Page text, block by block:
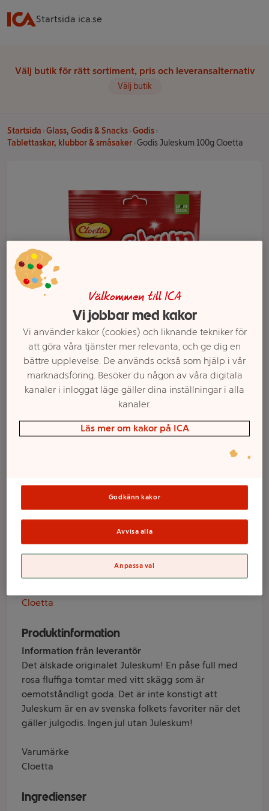
Startsida ica.se
Välj butik för rätt sortiment, pris och leveransalternativ
Välj butik
Startsida Glass, Godis & Snacks Godis
Tablettaskar, klubbor & småsaker Godis Juleskum 100g Cloetta
Godis Juleskum
100g Cloetta
Cloetta
Produktinformation
Information från leverantör
Det älskade originalet Juleskum! En påse full med
rosa fluffiga tomtar med vitt skägg som är
oemotståndligt goda. Det är inte konstigt att
Juleskum är en av svenska folkets favoriter när det
gäller julgodis. Ingen jul utan Juleskum!
Varumärke
Cloetta
Ingredienser
Välj butik och handla
Välkommen till ICA
Vi jobbar med kakor
Vi använder kakor (cookies) och liknande tekniker för
att göra våra tjänster mer relevanta, och ge dig en
bättre upplevelse. De används också som hjälp i vår
marknadsföring. Besöker du någon av våra digitala
kanaler i inloggat läge gäller dina inställningar i alla
kanaler.
Läs mer om kakor på ICA
Godkänn kakor
Avvisa alla
Anpassa val